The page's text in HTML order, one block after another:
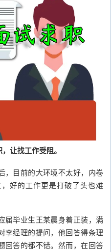
让找工作受阻。
，目前的大环境不太好，内卷
好的工作更是打破了头也难
届毕业生王某晨身着正装，满
李经理的提问，他回答得条理
回答的都不错。然而，在回答